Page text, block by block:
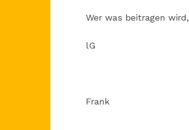
Wer was beitragen
lG
Frank